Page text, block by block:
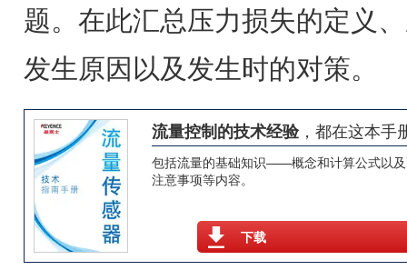
题。在此汇总压力损失的定义
发生原因以及发生时的对策。
流量控制的技术经验，都在这本手
包括流量的基础知识——概念和计算公式以
注意事项等内容。
下载